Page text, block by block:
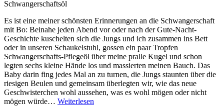
Es ist eine meiner schönsten Erinnerungen an die Schwangerschaft
mit Bo: Beinahe jeden Abend vor oder nach der Gute-Nacht-
Geschichte kuschelten sich die Jungs und ich zusammen ins Bett
oder in unseren Schaukelstuhl, gossen ein paar Tropfen
Schwangerschafts-Pflegeöl über meine pralle Kugel und schon
legten sechs kleine Hände los und massierten meinen Bauch. Das
Baby darin fing jedes Mal an zu turnen, die Jungs staunten über die
riesigen Beulen und gemeinsam überlegten wir, wie das neue
Geschwisterchen wohl aussehen, was es wohl mögen oder nicht
mögen würde… Weiterlesen